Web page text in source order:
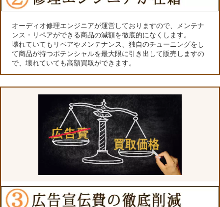
オーディオ修理エンジニアが運営しておりますので、メンテナ
ンス・リペアができる商品の減額を徹底的になくします。
壊れていてもリペアやメンテナンス、独自のチューニングをし
て商品が持つポテンシャルを最大限に引き出して販売しますの
で、壊れていても高額買取ができます。